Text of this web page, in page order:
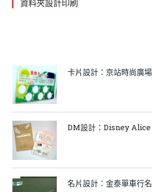
資料夾設計印刷
卡片設計：京站時尚廣
DM設計：Disney
名片設計：金泰單車行